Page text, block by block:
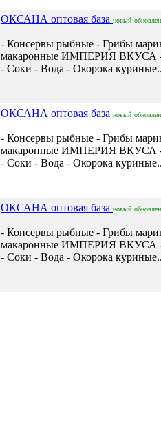
ОКСАНА оптовая база новый
- Консервы рыбные - Грибы
макаронные ИМПЕРИЯ ВКУСА -
- Соки - Вода - Окорока
ОКСАНА оптовая база новый
- Консервы рыбные - Грибы
макаронные ИМПЕРИЯ ВКУСА -
- Соки - Вода - Окорока
ОКСАНА оптовая база новый
- Консервы рыбные - Грибы
макаронные ИМПЕРИЯ ВКУСА -
- Соки - Вода - Окорока